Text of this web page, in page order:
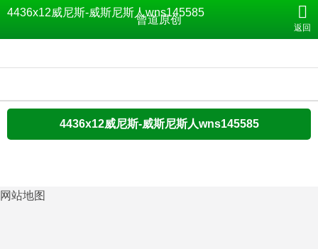
曾道原创-4436x12威尼斯
4436x12威尼斯-威斯尼斯人wns145585
曾道原创
返回
4436x12威尼斯-威斯尼斯人wns145585
网站地图